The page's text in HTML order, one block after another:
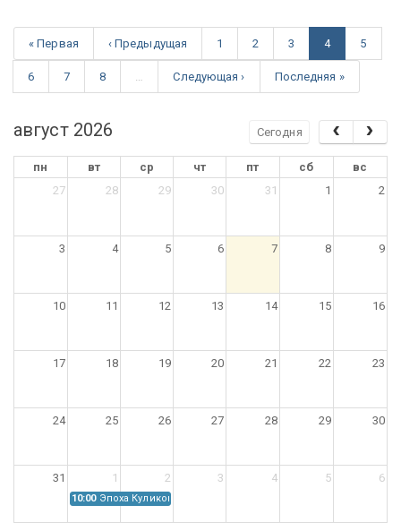
« Первая ‹ Предыдущая 1 2 3 4 5
6 7 8 Следующая › Последняя »
август 2026 Сегодня
пн вт ср чт пт сб
вс
27
28 29 30 31 1 2
3 4 5 6 7 8 9
10 11 12 13 14 15 16
17 18 19 20 21 22 23
24 25 26 27 28 29 30
31 1 2 3 4 5 6
10:00 Эпоха Куликовской битвы: Проблемы источниковедения